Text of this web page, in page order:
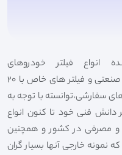
انواع فیلتر خودروهای
سواری،سنگین،راهسازی و دستگاه های صنعتی و فیلتر های خاص با 20
سفارشی،توانسته با توجه به
دانش فنی خود تا کنون انواع
و مصرفی در کشور و همچنین
نمونه خارجی آنها بسیار گران